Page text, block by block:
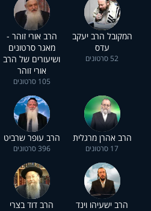
המקובל הרב יעקב
עדס
52 סרטונים
הרב אורי זוהר -
מאגר סרטונים
ושיעורים של הרב
אורי זוהר
105 סרטונים
הרב אהרן מרגלית
17 סרטונים
הרב עופר שרביט
396 סרטונים
הרב ישעיהו וינד הרב דוד בצרי